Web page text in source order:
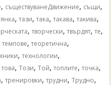
, съществуванеДвижение, същи,
,тази,така,такава,такива,
,творчески,твърдят,те,
темпове,теоретична,
,технологии,
това,Този,Той,топлите,точка,
,тренировки,трудни,Трудно,